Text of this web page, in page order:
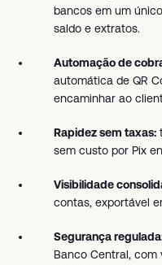
bancos em um
saldo e extratos.
Automação de
automática de QR
encaminhar ao
Rapidez sem taxas:
sem custo por Pix
Visibilidade
contas, exportável
Segurança
Banco Central, com